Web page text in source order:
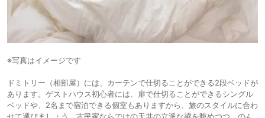
※写真はイメージです
ドミトリー（相部屋）には、カーテンで仕切ることができる2段ベッドが
あります。ゲストハウス初心者には、扉で仕切ることができるシングル
ベッドや、2名まで宿泊できる個室もありますから、旅のスタイルに合わ